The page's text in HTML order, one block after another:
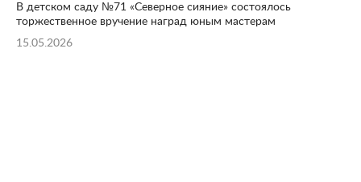
В детском саду №71 «Северное сияние» состоялось
торжественное вручение наград юным мастерам
15.05.2026